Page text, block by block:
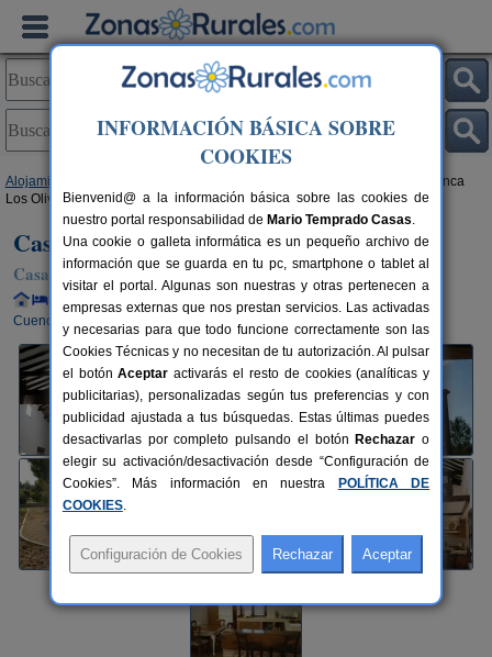
Alojamientos
> Casa Rural Finca
Los Olivos
Casa Rural Finca Los Olivos
Casa Rural en El Picazo (Cuenca)
Alquiler completo y por habitaciones 8+4 plazas
90 km de
Cuenca
INFORMACIÓN BÁSICA SOBRE
COOKIES
Bienvenid@ a la información básica sobre las cookies de
nuestro portal responsabilidad de Mario Temprado Casas.
Una cookie o galleta informática es un pequeño archivo de
información que se guarda en tu pc, smartphone o tablet al
visitar el portal. Algunas son nuestras y otras pertenecen a
empresas externas que nos prestan servicios. Las activadas
y necesarias para que todo funcione correctamente son las
Cookies Técnicas y no necesitan de tu autorización. Al pulsar
el botónAceptar activarás el resto de cookies (analíticas y
publicitarias), personalizadas según tus preferencias y con
publicidad ajustada a tus búsquedas. Estas últimas puedes
desactivarlas por completo pulsando el botón Rechazar o
elegir su activación/desactivación desde “Configuración de
Cookies”. Más información en nuestra
POLÍTICA DE
COOKIES.